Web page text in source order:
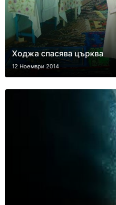
Ходжа спасява църква
12 Ноември 2014